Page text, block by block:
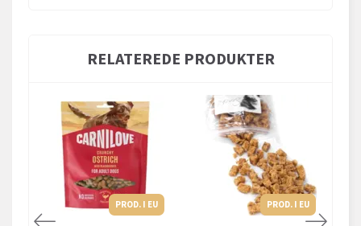
RELATEREDE PRODUKTER
PROD. I EU PROD. I EU